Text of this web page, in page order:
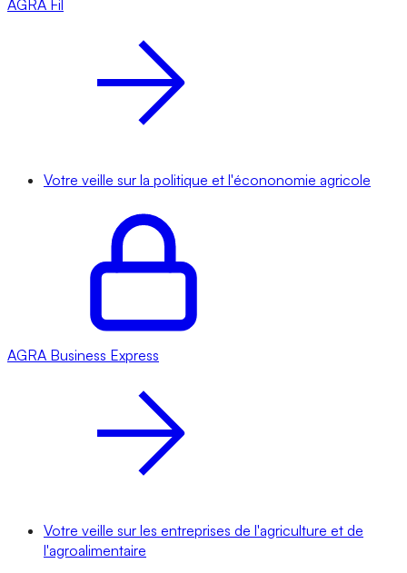
AGRA Fil
Votre veille sur la politique et l'écononomie agricole
AGRA Business Express
Votre veille sur les entreprises de l'agriculture et de
l'agroalimentaire